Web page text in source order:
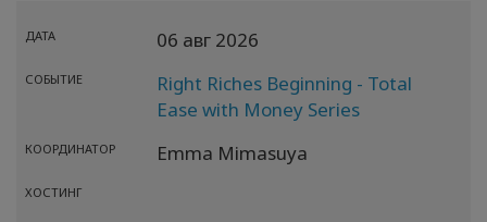
ДАТА 06 авг 2026
СОБЫТИЕ
Right Riches Beginning - Total
Ease with Money Series
КООРДИНАТОР Emma Mimasuya
ХОСТИНГ